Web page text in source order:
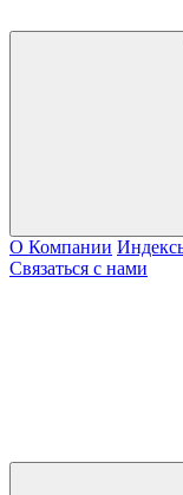
О Компании
Связаться с нами